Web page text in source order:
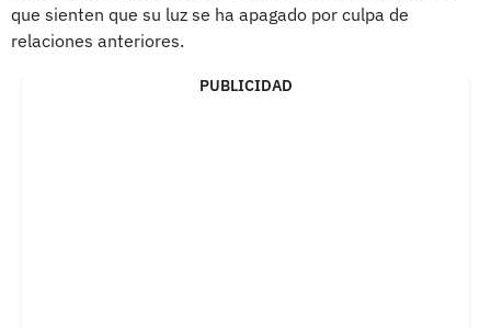
que sienten que su luz se ha apagado por culpa de
relaciones anteriores.
PUBLICIDAD